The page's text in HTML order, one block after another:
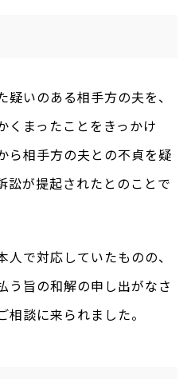
いのある相手方の夫を、
くまったことをきっかけ
ら相手方の夫との不貞を疑
訟が提起されたとのことで
で対応していたものの、
う旨の和解の申し出がなさ
談に来られました。